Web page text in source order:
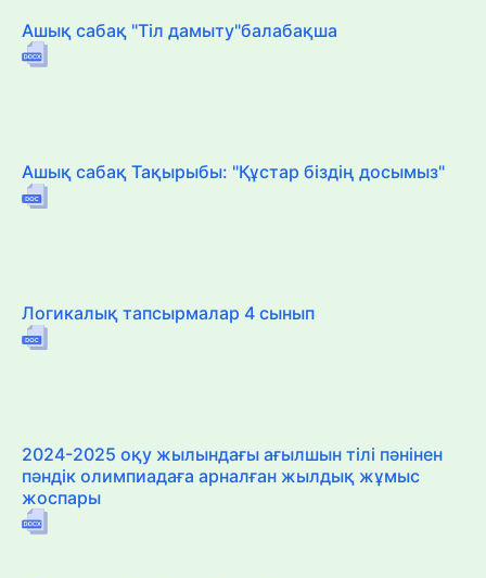
Ашық сабақ "Тіл дамыту"балабақша
Ашық сабақ Тақырыбы: "Құстар біздің досымыз"
Логикалық тапсырмалар 4 сынып
2024-2025 оқу жылындағы ағылшын тілі пәнінен
пәндік олимпиадаға арналған жылдық жұмыс
жоспары